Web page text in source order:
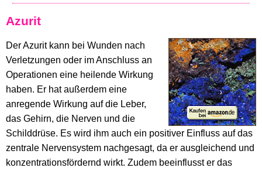
Azurit
Der Azurit kann bei Wunden nach
Verletzungen oder im Anschluss an
Operationen eine heilende Wirkung
haben. Er hat außerdem eine
anregende Wirkung auf die Leber,
das Gehirn, die Nerven und die
Schilddrüse. Es wird ihm auch ein positiver Einfluss auf das
zentrale Nervensystem nachgesagt, da er ausgleichend und
konzentrationsfördernd wirkt. Zudem beeinflusst er das